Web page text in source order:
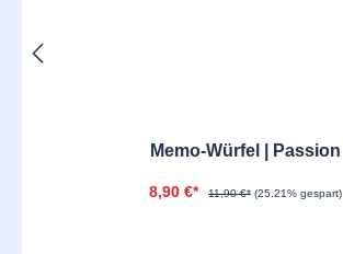
Memo-Würfel | Passion
8,90 €* 11,90 €* (25.21% gespart)